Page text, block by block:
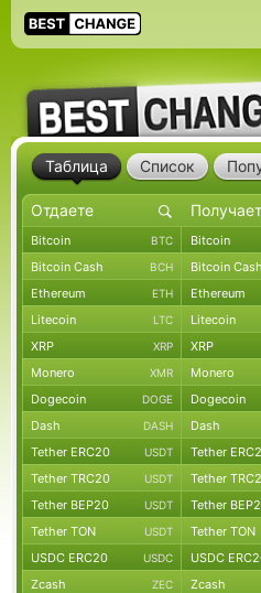
Таблица Список
Bitcoin BTC Bitcoin
Bitcoin Cash BCH Bitcoin Cash
Ethereum ETH Ethereum
Litecoin LTC Litecoin
XRP XRP XRP
Monero XMR Monero
Dogecoin DOGE Dogecoin
Dash DASH Dash
Tether ERC20 USDT Tether
Tether TRC20 USDT Tether
Tether BEP20 USDT Tether
Tether TON USDT Tether TON
USDC ERC20 USDC USDC
Zcash ZEC Zcash